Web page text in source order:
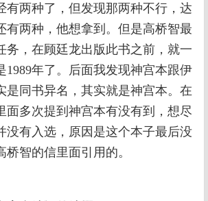
有两种了，但发现那两种不行，达
有两种，他想拿到。但是高桥智最
务，在顾廷龙出版此书之前，就一
1989年了。后面我发现神宫本跟伊
是同书异名，其实就是神宫本。在
面多次提到神宫本有没有到，想尽
没有入选，原因是这个本子最后没
智的信里面引用的。